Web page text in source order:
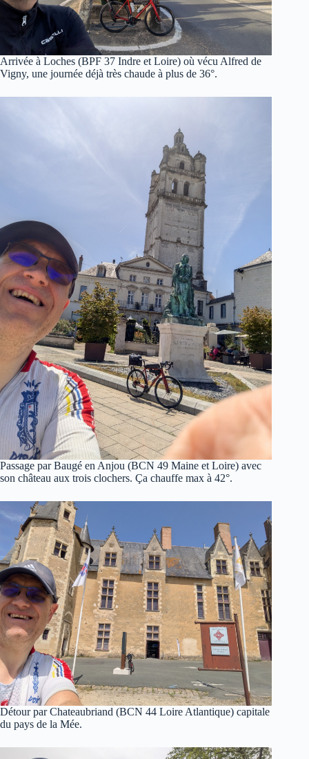
Arrivée à Loches (BPF 37 Indre et Loire) où vécu Alfred de
Vigny, une journée déjà très chaude à plus de 36°.
Passage par Baugé en Anjou (BCN 49 Maine et Loire) avec
son château aux trois clochers. Ça chauffe max à 42°.
Détour par Chateaubriand (BCN 44 Loire Atlantique) capitale
du pays de la Mée.